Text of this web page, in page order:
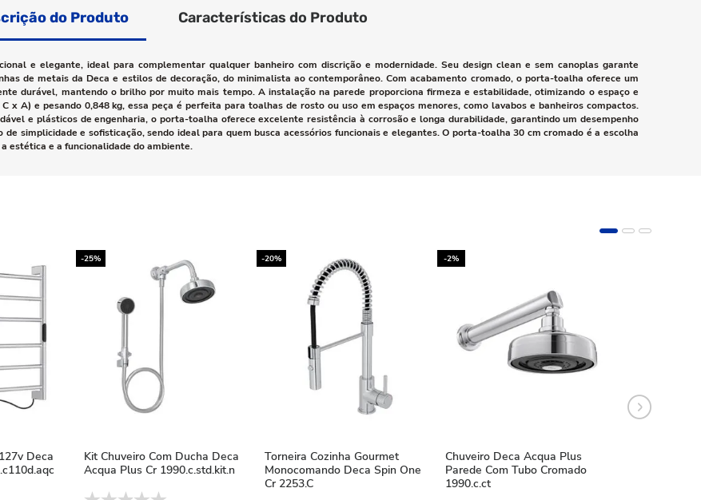
do Produto Características do Produto
e elegante, ideal para complementar qualquer banheiro com discrição e modernidade. Seu design clean e sem canoplas garante
de metais da Deca e estilos de decoração, do minimalista ao contemporâneo. Com acabamento cromado, o porta-toalha oferece um
durável, mantendo o brilho por muito mais tempo. A instalação na parede proporciona firmeza e estabilidade, otimizando o espaço e
x A) e pesando 0,848 kg, essa peça é perfeita para toalhas de rosto ou uso em espaços menores, como lavabos e banheiros compactos.
e plásticos de engenharia, o porta-toalha oferece excelente resistência à corrosão e longa durabilidade, garantindo um desempenho
simplicidade e sofisticação, sendo ideal para quem busca acessórios funcionais e elegantes. O porta-toalha 30 cm cromado é a escolha
estética e a funcionalidade do ambiente.
Deca
-25%
Kit Chuveiro Com Ducha Deca
Acqua Plus Cr 1990.c.std.kit.n
-20%
Torneira Cozinha Gourmet
Monocomando Deca Spin One
Cr 2253.C
-2%
Chuveiro Deca Acqua Plus
Parede Com Tubo Cromado
1990.c.ct